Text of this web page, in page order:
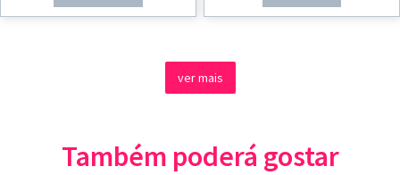
ver mais
Também poderá gostar